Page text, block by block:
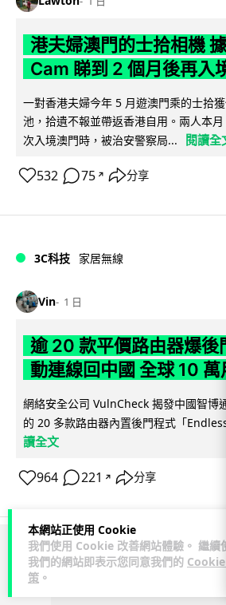
本網站正使用 Cookie
我們使用 Cookie 改善網站體驗。 繼續
我們的網站即表示您同意我們的
策 。
港夫婦澳門的士拾相機
Cam 睇到 2 個月後再入
一對香港夫婦今年 5 月遊澳門乘的士拾
池，拾遺不報並帶返香港自用。兩人本
次入境澳門時，被治安警察局...
閱讀全
532 75 ↗ 分享
3C科技 家居無線
Vin 1 日
逾 20 款平價路由器爆後
動連線回中國 全球 10
網絡安全公司 VulnCheck 揭發中國智博
的 20 多款路由器內置後門程式「
讀全文
964 221 ↗ 分享
ADVERTISEMENT